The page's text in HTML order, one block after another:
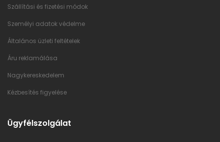
Szállítási és fizetési módok
Személyi adatok védelme
Általános üzleti feltételek
Áru reklamálása
Nagykereskedelem
Kézbesítés figyelése
Ügyfélszolgálat